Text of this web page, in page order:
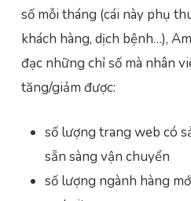
số mỗi tháng (cái này phụ
khách hàng, dịch bệnh…),
đạc những chỉ số mà nhân
tăng/giảm được:
số lượng trang web có
sẵn sàng vận chuyển
số lượng ngành hàng